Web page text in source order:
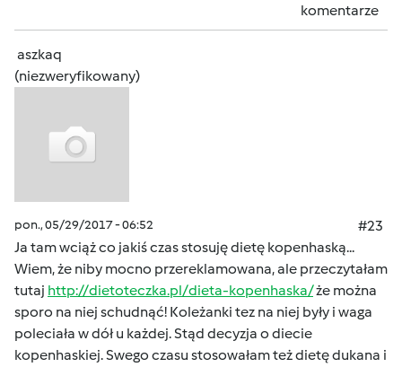
komentarze
aszkaq
(niezweryfikowany)
pon., 05/29/2017 - 06:52
#23
Ja tam wciąż co jakiś czas stosuję dietę kopenhaską...
Wiem, że niby mocno przereklamowana, ale przeczytałam
tutaj http://dietoteczka.pl/dieta-kopenhaska/że można
sporo na niej schudnąć! Koleżanki tez na niej były i waga
poleciała w dół u każdej. Stąd decyzja o diecie
kopenhaskiej. Swego czasu stosowałam też dietę dukana i